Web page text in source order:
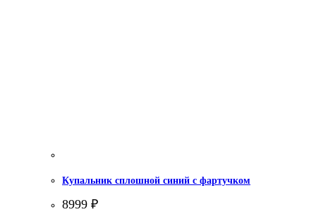
Купальник сплошной синий с фартучком
8999 ₽